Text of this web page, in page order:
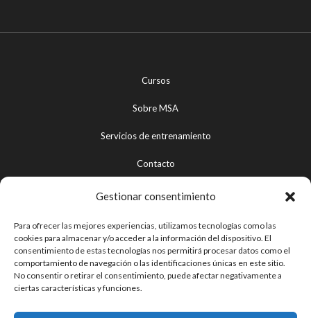
Gestionar consentimiento
Para ofrecer las mejores experiencias, utilizamos tecnologías como las
cookies para almacenar y/o acceder a la información del dispositivo. El
consentimiento de estas tecnologías nos permitirá procesar datos como el
comportamiento de navegación o las identificaciones únicas en este sitio.
No consentir o retirar el consentimiento, puede afectar negativamente a
ciertas características y funciones.
Cursos
Sobre MSA
Servicios de entrenamiento
Contacto
Política de privacidad
Términos y condiciones de uso
Política de devoluciones y reembolsos